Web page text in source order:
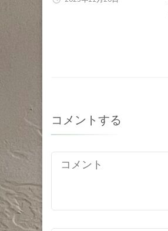
コメントする